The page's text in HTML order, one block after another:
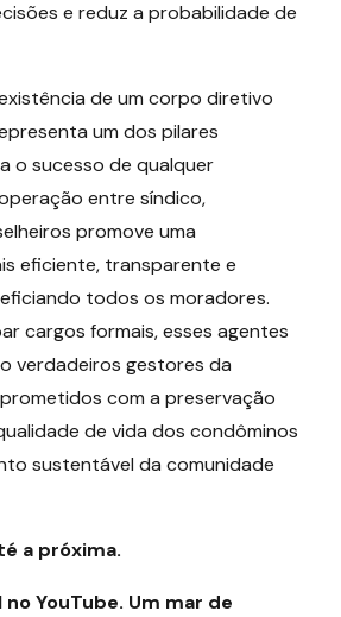
e reduz a probabilidade de
de um corpo diretivo
um dos pilares
o sucesso de qualquer
entre síndico,
promove uma
eficiente, transparente e
todos os moradores.
cargos formais, esses agentes
verdadeiros gestores da
com a preservação
de vida dos condôminos
sustentável da comunidade
a próxima.
no YouTube. Um mar de